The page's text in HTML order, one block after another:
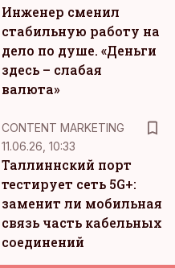
Инженер сменил
стабильную работу на
дело по душе. «Деньги
здесь – слабая
валюта»
CONTENT MARKETING
11.06.26, 10:33
Таллиннский порт
тестирует сеть 5G+:
заменит ли мобильная
связь часть кабельных
соединений